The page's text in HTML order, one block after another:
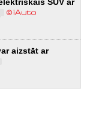
SUV ar
aizstāt ar